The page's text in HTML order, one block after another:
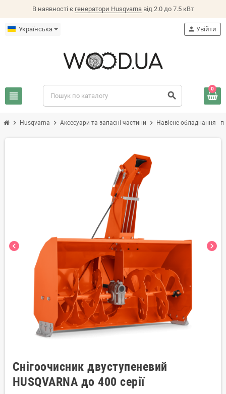
В наявності є генератори Husqvarna від 2.0 до 7.5 кВт
Українська
view_headline search
person Увійти
0
chevron_right Husqvarna chevron_right Аксесуари та запасні частини chevron_right Навісне обладнання -
chevron_left chevron_right
Снігоочисник двуступеневий
HUSQVARNA до 400 серії